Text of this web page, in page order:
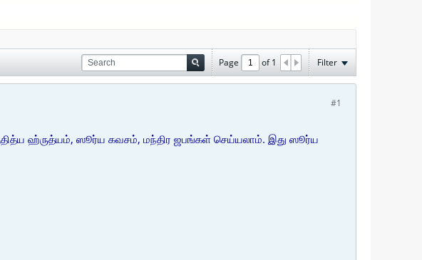
Page of1 Filter
#1
ஹ்ருத்யம், ஸூர்ய கவசம், மந்திர ஜபங்கள் செய்யலாம். இது ஸூர்ய